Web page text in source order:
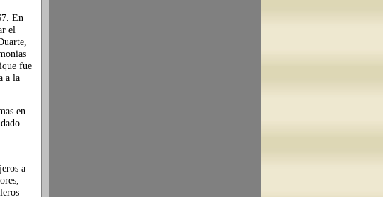
En
el
fue
a la
en
a